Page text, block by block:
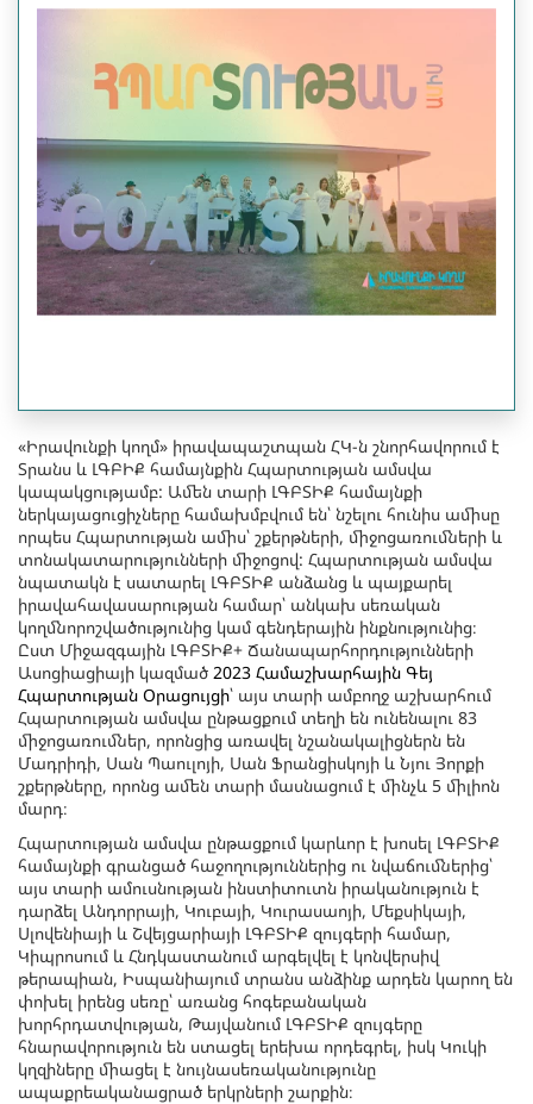
«Իրավունքի կողմ» իրավապաշտպան ՀԿ-ն շնորհավորում է
Տրանս և ԼԳԲԻՔ համայնքին Հպարտության ամսվա
կապակցությամբ: Ամեն տարի ԼԳԲՏԻՔ համայնքի
ներկայացուցիչները համախմբվում են՝ նշելու հունիս ամիսը
որպես Հպարտության ամիս՝ շքերթների, միջոցառումների և
տոնակատարությունների միջոցով: Հպարտության ամսվա
նպատակն է սատարել ԼԳԲՏԻՔ անձանց և պայքարել
իրավահավասարության համար՝ անկախ սեռական
կողմնորոշվածությունից կամ գենդերային ինքնությունից։
Ըստ Միջազգային ԼԳԲՏԻՔ+ Ճանապարհորդությունների
Ասոցիացիայի կազմած 2023 Համաշխարհային Գեյ
Հպարտության Օրացույցի՝ այս տարի ամբողջ աշխարհում
Հպարտության ամսվա ընթացքում տեղի են ունենալու 83
միջոցառումներ, որոնցից առավել նշանակալիցներն են
Մադրիդի, Սան Պաուլոյի, Սան Ֆրանցիսկոյի և Նյու Յորքի
շքերթները, որոնց ամեն տարի մասնացում է մինչև 5 միլիոն
մարդ։
Հպարտության ամսվա ընթացքում կարևոր է խոսել ԼԳԲՏԻՔ
համայնքի գրանցած հաջողություններից ու նվաճումներից՝
այս տարի ամուսնության ինստիտուտն իրականություն է
դարձել Անդորրայի, Կուբայի, Կուրասաոյի, Մեքսիկայի,
Սլովենիայի և Շվեյցարիայի ԼԳԲՏԻՔ զույգերի համար,
Կիպրոսում և Հնդկաստանում արգելվել է կոնվերսիվ
թերապիան, Իսպանիայում տրանս անձինք արդեն կարող են
փոխել իրենց սեռը՝ առանց հոգեբանական
խորհրդատվության, Թայվանում ԼԳԲՏԻՔ զույգերը
հնարավորություն են ստացել երեխա որդեգրել, իսկ Կուկի
կղզիները միացել է նույնասեռականությունը
ապաքրեականացրած երկրների շարքին։